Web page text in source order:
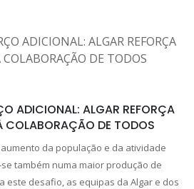
ADICIONAL: ALGAR REFORÇA
COLABORAÇÃO DE TODOS
da população e da atividade
também numa maior produção de
este desafio, as equipas da Algar e dos